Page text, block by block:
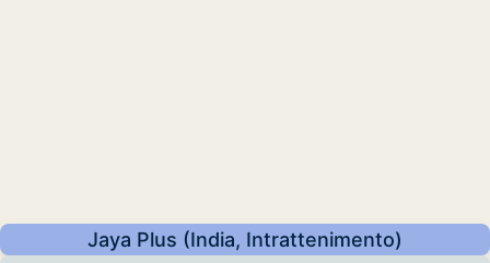
Jaya Plus (India, Intrattenimento)